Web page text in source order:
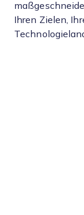
Ihren Zielen,